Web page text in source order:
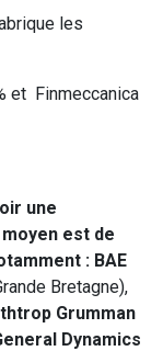
les
et Finmeccanica
une
est de
: BAE
Bretagne),
Grumman
Dynamics